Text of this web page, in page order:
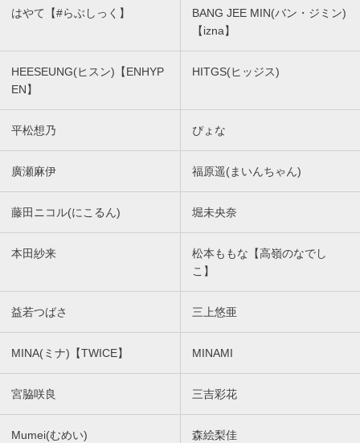
はやて【#らぶしっく】
BANG JEE MIN(バン・ジミン)
【izna】
HEESEUNG(ヒスン)【ENHYP
EN】
HITGS(ヒッジス)
平松想乃 ぴょな
廣瀬麻伊 福原遥(まいんちゃん)
藤田ニコル(にこるん) 堀未央奈
本田紗来
松本ももな【高嶺のなでし
こ】
益若つばさ 三上悠亜
MINA(ミナ)【TWICE】 MINAMI
宮脇咲良 三吉彩花
Mumei(むめい) 森絵梨佳